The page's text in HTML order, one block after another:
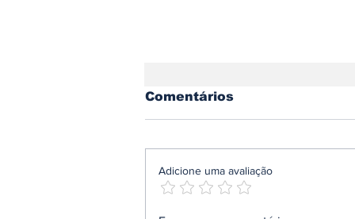
Comentários
Adicione uma avaliação